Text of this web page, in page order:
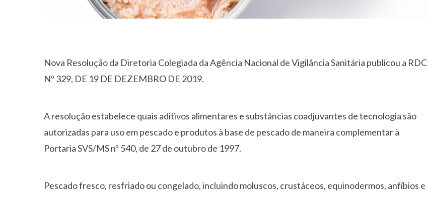
Nova Resolução da Diretoria Colegiada da Agência Nacional de Vigilância Sanitária publicou a RDC
Nº 329, DE 19 DE DEZEMBRO DE 2019.
A resolução estabelece quais aditivos alimentares e substâncias coadjuvantes de tecnologia são
autorizadas para uso em pescado e produtos à base de pescado de maneira complementar à
Portaria SVS/MS nº 540, de 27 de outubro de 1997.
Pescado fresco, resfriado ou congelado, incluindo moluscos, crustáceos, equinodermos, anfíbios e